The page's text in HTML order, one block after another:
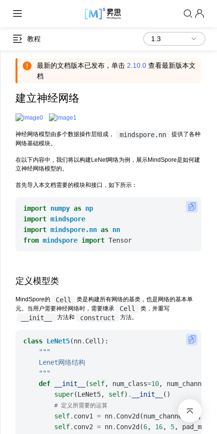
教程
最新的文档版本已发布，单击 2.10.0 查看最新版本文
档
建立神经网络
神经网络模型由多个数据操作层组成， mindspore.nn
提供了各种
网络基础模块。
在以下内容中，我们将以构建LeNet网络为例，展示MindSpore是如何建
立神经网络模型的。
首先导入本文档需要的模块和接口，如下所示：
import numpy as np
import mindspore
import mindspore.nn as nn
from mindspore import Tensor
定义模型类
MindSpore的 Cell
类是构建所有网络的基类，也是网络的基本单
元。当用户需要神经网络时，需要继承
Cell 类，并重写
__init__ 方法和 construct 方法。
class LeNet5(nn. Cell):
"""
    Lenet网络结构
    """
def
__init__ (self, num_class=10, num_channel
super(LeNet5, self) . __init__ ()
# 定义所需要的运算
self. conv1 = nn. Conv2d (num_channel , ,
self. conv2 = nn. Conv2d (6, 16, 5, pad_mode